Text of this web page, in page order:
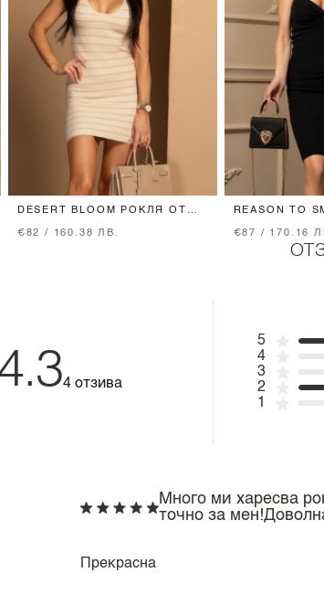
DESERT BLOOM РОКЛЯ ОТ
€82 / 160.38 ЛВ.
REASON TO
€87 / 170.16
4 отзива
5
4
3
2
1
Много ми харесва
точно за
Прекрасна